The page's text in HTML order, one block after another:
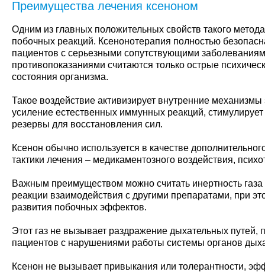
Преимущества лечения ксеноном
Одним из главных положительных свойств такого метода
побочных реакций. Ксенонотерапия полностью
пациентов с серьезными сопутствующими
противопоказаниями считаются только острые
состояния организма.
Такое воздействие активизирует внутренние
усиление естественных иммунных реакций,
резервы для восстановления сил.
Ксенон обычно используется в качестве
тактики лечения – медикаментозного воздействия,
Важным преимуществом можно считать инертность газа
реакции взаимодействия с другими препаратами, при
развития побочных эффектов.
Этот газ не вызывает раздражение дыхательных путей,
пациентов с нарушениями работы системы органов
Ксенон не вызывает привыкания или толерантности,